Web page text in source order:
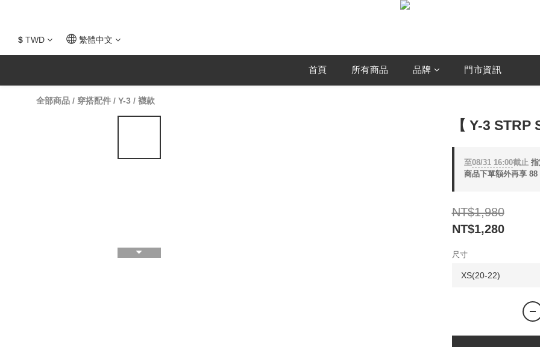
$ TWD 繁體中文
首頁 所有商品 品牌 門市資訊
全部商品 / 穿搭配件 / Y-3 / 襪款
【 Y-3
至08/31 16:00截止指
商品下單額外再享 88
NT$1,980
NT$1,280
尺寸